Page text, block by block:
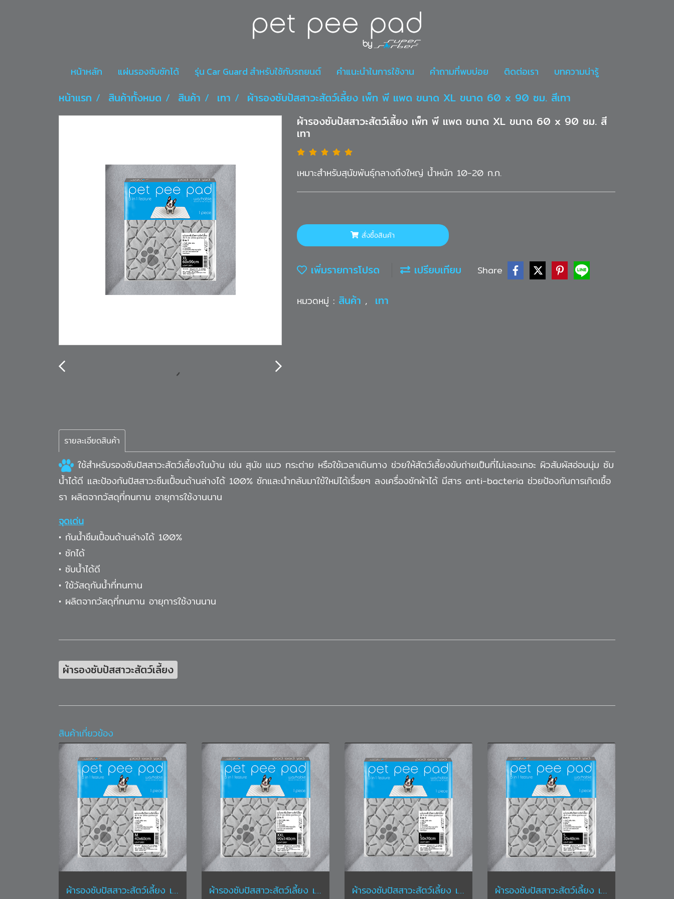
หน้าหลัก แผ่นรองซับซักได้ รุ่น Car Guard สำหรับใช้กับรถยนต์ คำแนะนำในการใช้งาน คำถามที่พบบ่อย ติดต่อเรา บทความน่ารู้
หน้าแรก สินค้าทั้งหมด สินค้า เทา
ผ้ารองซับปัสสาวะสัตว์เลี้ยง เพ็ท พี แพด ขนาด XL ขนาด 60 x 90 ซม. สีเทา
ผ้ารองซับปัสสาวะสัตว์เลี้ยง เพ็ท พี แพด ขนาด XL ขนาด 60 x 90 ซม. สี
เทา
เหมาะสำหรับสุนัขพันธุ์กลางถึงใหญ่ น้ำหนัก 10-20 ก.ก.
สั่งซื้อสินค้า
เพิ่มรายการโปรด เปรียบเทียบ Share
หมวดหมู่ : สินค้า , เทา
รายละเอียดสินค้า
ใช้สำหรับรองซับปัสสาวะสัตว์เลี้ยงในบ้าน เช่น สุนัข แมว กระต่าย หรือใช้เวลาเดินทาง ช่วยให้สัตว์เลี้ยงขับถ่ายเป็นที่ไม่เลอะเทอะ ผิวสัมผัสอ่อนนุ่ม ซับ
น้ำได้ดี และป้องกันปัสสาวะซึมเปื้อนด้านล่างได้ 100% ซักและนำกลับมาใช้ใหม่ได้เรื่อยๆ ลงเครื่องซักผ้าได้ มีสาร anti-bacteria ช่วยป้องกันการเกิดเชื้อ
รา ผลิตจากวัสดุที่ทนทาน อายุการใช้งานนาน
จุดเด่น
• กันน้ำซึมเปื้อนด้านล่างได้ 100%
• ซักได้
• ซับน้ำได้ดี
• ใช้วัสดุกันน้ำที่ทนทาน
• ผลิตจากวัสดุที่ทนทาน อายุการใช้งานนาน
ผ้ารองซับปัสสาวะสัตว์เลี้ยง
สินค้าเกี่ยวข้อง
ผ้ารองซับปัสสาวะสัตว์เลี้ยง เพ็ท พี แพด ขนาด M ขนาด 40 x 60 ซม. สีเทา ผ้ารองซับปัสสาวะสัตว์เลี้ยง เพ็ท พี แพด ขนาด XXL ขนาด 90 x 140 ซม. สีเทา ผ้ารองซับปัสสาวะสัตว์เลี้ยง เพ็ท พี แพด ขนาด L ขนาด 50 x 70 ซม. สีเทา ผ้ารองซับปัสสาวะสัตว์เลี้ยง เพ็ท พี แพด ขนาด S 30 x 40 ซม. สีเทา